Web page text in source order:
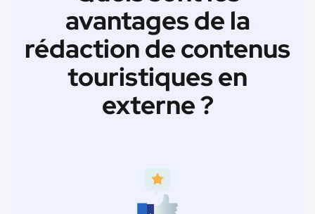
avantages de la
rédaction de contenus
touristiques en
externe ?